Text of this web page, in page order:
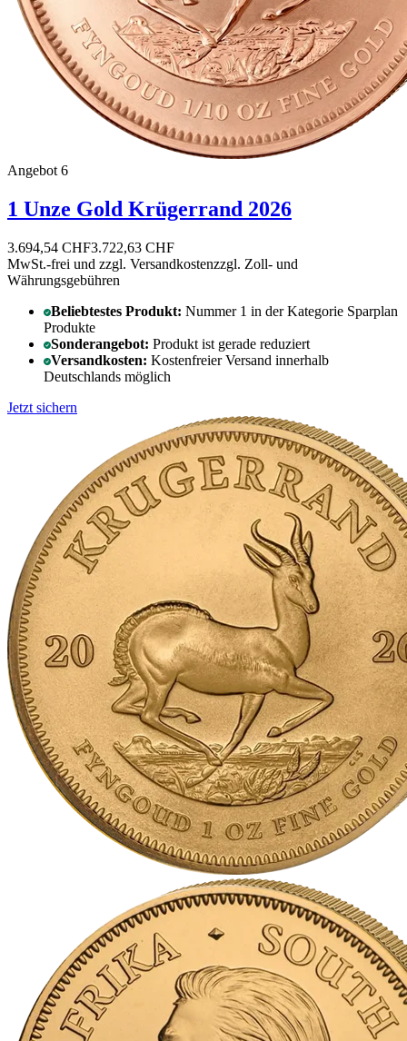
Angebot 6
1 Unze Gold Krügerrand 2026
3.694,54 CHF3.722,63 CHF
MwSt.-frei und zzgl. Versandkostenzzgl. Zoll- und
Währungsgebühren
Beliebtestes Produkt: Nummer 1 in der Kategorie Sparplan
Produkte
Sonderangebot: Produkt ist gerade reduziert
Versandkosten: Kostenfreier Versand innerhalb
Deutschlands möglich
Jetzt sichern